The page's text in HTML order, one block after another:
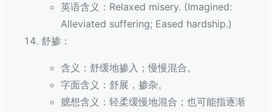
英语含义：Relaxed misery. (Imagined:
Alleviated suffering; Eased hardship.)
舒掺：
含义：舒缓地掺入；慢慢混合。
字面含义：舒展，掺杂。
臆想含义：轻柔缓慢地混合；也可能指逐渐